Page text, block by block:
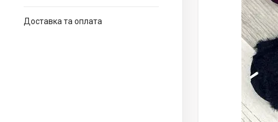
Доставка та оплата